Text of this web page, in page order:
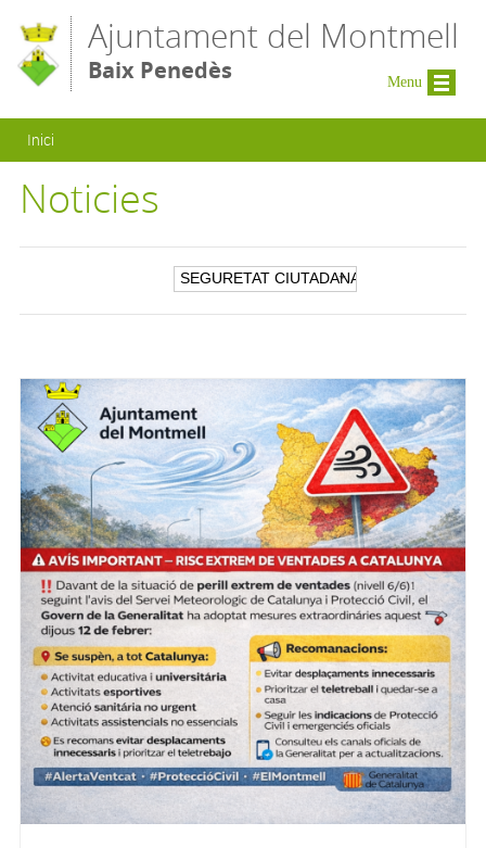
Ajuntament del Montmell
Baix Penedès
Esteu aquí
Inici
Noticies
Menu